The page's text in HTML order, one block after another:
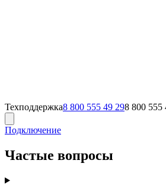
Техподдержка8 800 555 49 298 800 555
Подключение
Частые вопросы